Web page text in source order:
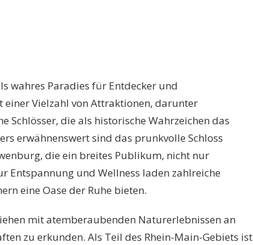
wahres Paradies für Entdecker und
Vielzahl von Attraktionen, darunter
Schlösser, die als historische Wahrzeichen das
erwähnenswert sind das prunkvolle Schloss
die ein breites Publikum, nicht nur
Entspannung und Wellness laden zahlreiche
eine Oase der Ruhe bieten.
mit atemberaubenden Naturerlebnissen an
zu erkunden. Als Teil des Rhein-Main-Gebiets ist